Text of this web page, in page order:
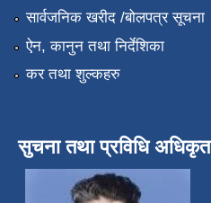
सार्वजनिक खरीद /बोलपत्र सूचना
ऐन, कानुन तथा निर्देशिका
कर तथा शुल्कहरु
सुचना तथा प्रविधि अधिकृत